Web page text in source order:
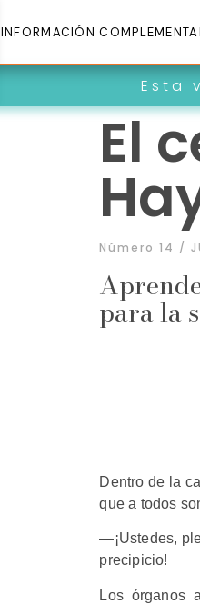
INFORMACIÓN
Esta
El
Número 14 /
para la
Dentro de la
que a todos
—¡Ustedes,
precipicio!
Los órganos